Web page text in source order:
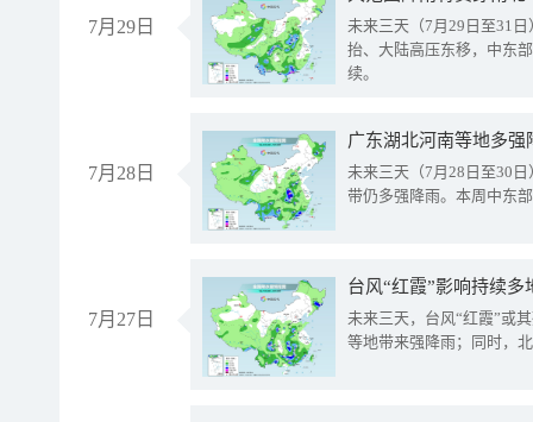
7月29日
未来三天（7月29日至31
抬、大陆高压东移，中东
续。
7月28日
广东湖北河南等地多
未来三天（7月28日至30
带仍多强降雨。本周中东
7月27日
台风“红霞”影响持续
未来三天，台风“红霞”或
等地带来强降雨；同时，